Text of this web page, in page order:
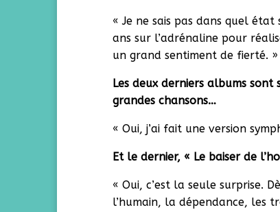
« Je ne sais pas dans quel
ans sur l’adrénaline pour
un grand sentiment de fierté. »
Les deux derniers albums
grandes chansons…
« Oui, j’ai fait une version
Et le dernier, « Le baiser de
« Oui, c’est la seule surprise.
l’humain, la dépendance, les